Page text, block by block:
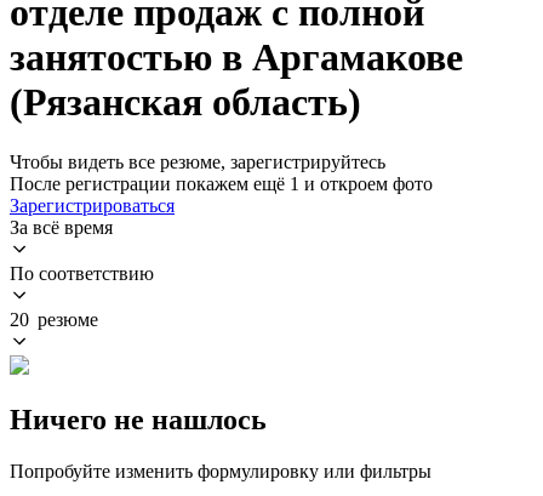
отделе продаж с полной
занятостью в Аргамакове
(Рязанская область)
Чтобы видеть все резюме, зарегистрируйтесь
После регистрации покажем ещё 1 и откроем фото
Зарегистрироваться
За всё время
По соответствию
20 резюме
Ничего не нашлось
Попробуйте изменить формулировку или фильтры